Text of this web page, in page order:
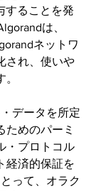
することを発
は、
ネットワ
され、使いや
データを所定
ためのパーミ
・プロトコル
経済的保証を
って、オラク